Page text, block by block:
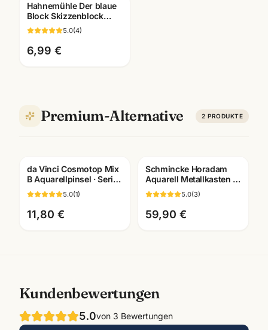
Hahnemühle Der blaue
Block Skizzenblock
190g · A2/A3/A4/A5 ·
Künstlerbedarf
Mannheim
5.0(4)
6,99 €
Premium-Alternative 2 PRODUKTE
da Vinci Cosmotop Mix
B Aquarellpinsel · Serie
5530 · Künstlerbedarf
Mannheim
5.0(1)
11,80 €
Schmincke Horadam
Aquarell Metallkasten ·
halbe Naepfe ·
Künstlerfarben
Mannheim
5.0(3)
59,90 €
Kundenbewertungen
5.0von 3 Bewertungen